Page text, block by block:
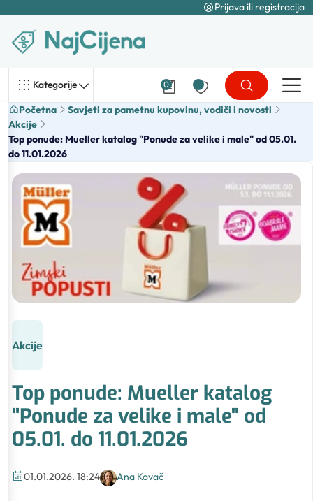
Prijava ili registracija
Kategorije 0
Početna
Savjeti za pametnu kupovinu, vodiči i novosti
Akcije
Top ponude: Mueller katalog "Ponude za velike i male" od 05.01.
do 11.01.2026
Akcije
Top ponude: Mueller katalog
"Ponude za velike i male" od
05.01. do 11.01.2026
01.01.2026. 18:24 Ana Kovač